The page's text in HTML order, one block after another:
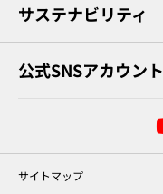
サステナビリティ
公式SNSアカウント
サイトマップ